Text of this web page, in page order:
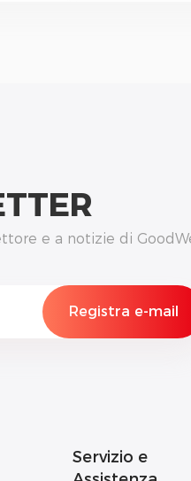
e a notizie di
Servizio e